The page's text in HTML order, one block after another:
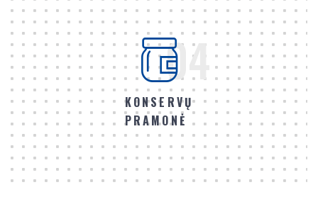
04
KONSERVŲ
PRAMONĖ